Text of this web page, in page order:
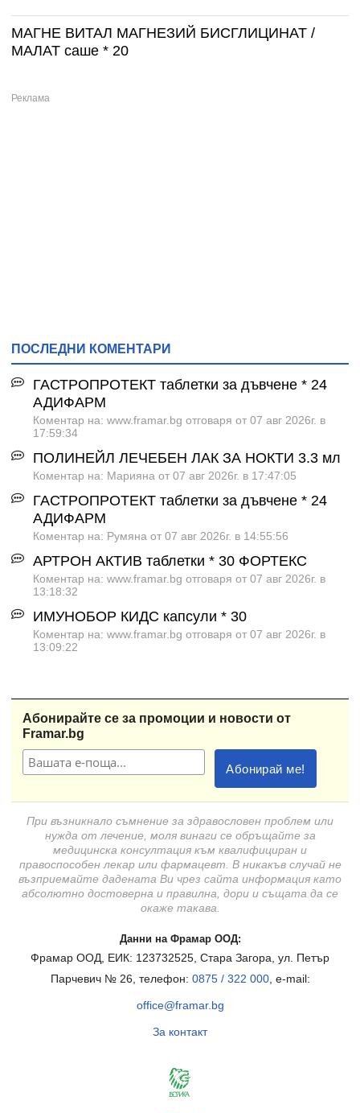
МАГНЕ ВИТАЛ МАГНЕЗИЙ БИСГЛИЦИНАТ /
МАЛАТ саше * 20
ПОСЛЕДНИ КОМЕНТАРИ
ГАСТРОПРОТЕКТ таблетки за дъвчене * 24
АДИФАРМ
Коментар на: www.framar.bg отговаря от 07 авг 2026г. в
17:59:34
ПОЛИНЕЙЛ ЛЕЧЕБЕН ЛАК ЗА НОКТИ 3.3 мл
Коментар на: Марияна от 07 авг 2026г. в 17:47:05
ГАСТРОПРОТЕКТ таблетки за дъвчене * 24
АДИФАРМ
Коментар на: Румяна от 07 авг 2026г. в 14:55:56
АРТРОН АКТИВ таблетки * 30 ФОРТЕКС
Коментар на: www.framar.bg отговаря от 07 авг 2026г. в
13:18:32
ИМУНОБОР КИДС капсули * 30
Коментар на: www.framar.bg отговаря от 07 авг 2026г. в
13:09:22
Абонирайте се за промоции и новости от
Framar.bg
При възникнало съмнение за здравословен проблем или
нужда от лечение, моля винаги се обръщайте за
медицинска консултация към квалифициран и
правоспособен лекар или фармацевт. В никакъв случай не
възприемайте дадената Ви чрез сайта информация като
абсолютно достоверна и правилна, дори и същата да се
окаже такава.
Данни на Фрамар ООД:
Фрамар ООД, ЕИК: 123732525, Стара Загора, ул. Петър
Парчевич № 26, телефон: 0875 / 322 000, e-mail:
office@framar.bg
За контакт